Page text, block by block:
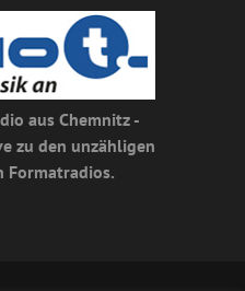
aus Chemnitz -
zu den unzähligen
Formatradios.